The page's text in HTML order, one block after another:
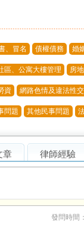
、冒名 債權債務 婚
區、公寓大樓管理 房
資 網路色情及違法性
問題 其他民事問題
章 律師經驗
發問時間